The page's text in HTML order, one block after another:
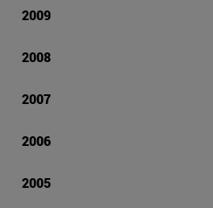
2009
2008
2007
2006
2005